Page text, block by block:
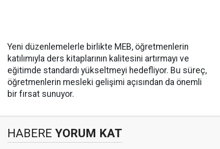
Yeni düzenlemelerle birlikte MEB, öğretmenlerin
katılımıyla ders kitaplarının kalitesini artırmayı ve
eğitimde standardı yükseltmeyi hedefliyor. Bu süreç,
öğretmenlerin mesleki gelişimi açısından da önemli
bir fırsat sunuyor.
HABERE YORUM KAT